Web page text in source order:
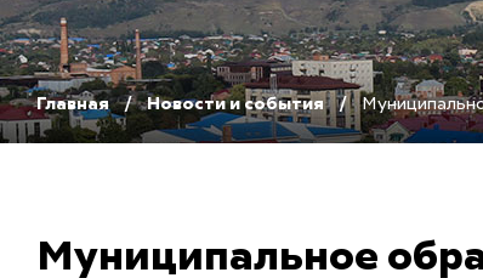
Главная Новости и события
Муниципальное